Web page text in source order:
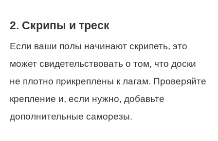
2. Скрипы и треск
Если ваши полы начинают скрипеть, это
может свидетельствовать о том, что доски
не плотно прикреплены к лагам. Проверяйте
крепление и, если нужно, добавьте
дополнительные саморезы.